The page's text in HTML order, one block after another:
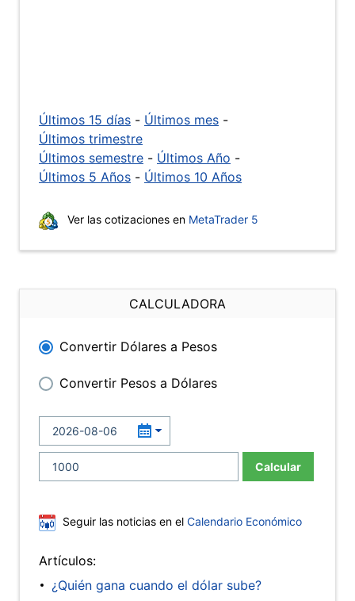
Últimos 15 días - Últimos mes -
Últimos trimestre
Últimos semestre - Últimos Año -
Últimos 5 Años - Últimos 10 Años
Ver las cotizaciones en MetaTrader 5
CALCULADORA
Convertir Dólares a Pesos
Convertir Pesos a Dólares
Calcular
Seguir las noticias en el Calendario Económico
Artículos:
¿Quién gana cuando el dólar sube?